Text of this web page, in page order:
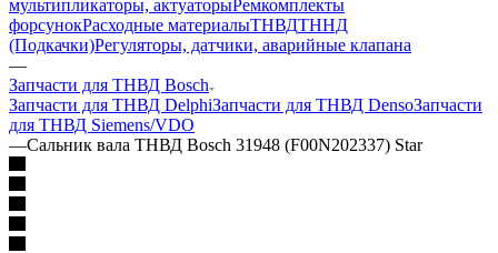
мультипликаторы, актуаторыРемкомплекты
форсунокРасходные материалыТНВДТННД
(Подкачки)Регуляторы, датчики, аварийные клапана
—
Запчасти для ТНВД Bosch
Запчасти для ТНВД DelphiЗапчасти для ТНВД DensoЗапчасти
для ТНВД Siemens/VDO
—Сальник вала ТНВД Bosch 31948 (F00N202337) Star